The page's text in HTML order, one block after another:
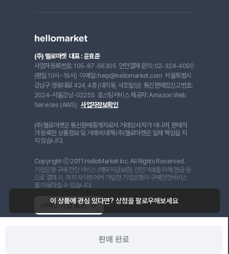
판매 완료
(주) 헬로마켓 대표 : 윤효준
사업자등록번호: 105-87-56305 안전결제 문의: 02-324-4090
(평일 10시~16시) 이메일: help@hellomarket.com 서울특별시
강남구 영동대로 424, 4층 (대치동, 사조빌딩) 통신판매업신고번호:
2024-서울강남-02255 호스팅서비스 제공자: Amazon Web
Services (AWS) 사업자정보확인
(주)헬로마켓은 통신판매중개자로서 거래당사자가 아니며, 판매자
가 등록한 상품정보 및 거래에 대해 (주)헬로마켓은 일체 책임을 지
지 않습니다.
Copyright ⓒ 2011 HelloMarket Inc. All Rights Reserved.
기업은행 구매 안전 서비스 (채무지급보증) 안전거래를 위해 현금 등
으로 결제 시, 저희 사이트에서 가입한 기업은행의 구매안전서비스
를 이용하실 수 있습니다.